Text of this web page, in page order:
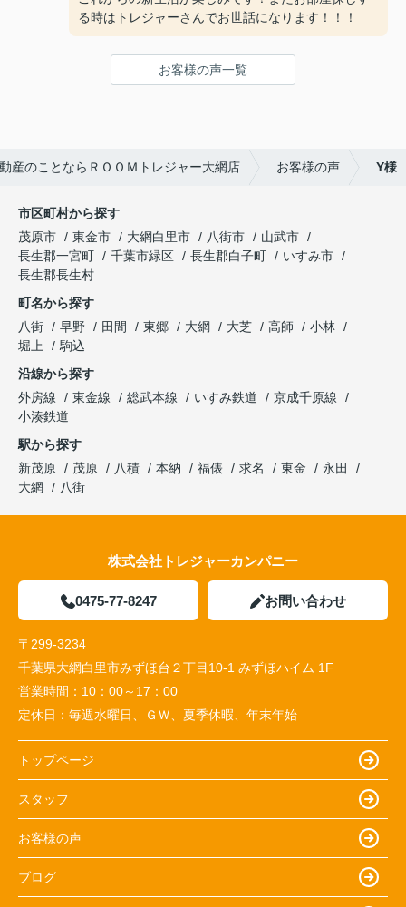
これからもお仕事頑張って下さい！！
る時はトレジャーさんでお世話になります！！！
お客様の声一覧
産のことならＲＯＯＭトレジャー大網店 お客様の声 Y様
市区町村から探す
茂原市
東金市 大網白里市 八街市
山武市
長生郡一宮町
千葉市緑区 長生郡白子町
いすみ市
長生郡長生村
町名から探す
八街
早野 田間 東郷 大網 大芝 高師
小林
堀上
駒込
沿線から探す
外房線
東金線 総武本線 いすみ鉄道
京成千原線
小湊鉄道
駅から探す
新茂原
茂原 八積 本納 福俵 求名 東金
永田
大網
八街
株式会社トレジャーカンパニー
0475-77-8247 お問い合わせ
〒299-3234
千葉県大網白里市みずほ台２丁目10-1 みずほハイム 1F
営業時間： 10：00～17：00
定休日： 毎週水曜日、ＧＷ、夏季休暇、年末年始
トップページ
スタッフ
お客様の声
ブログ